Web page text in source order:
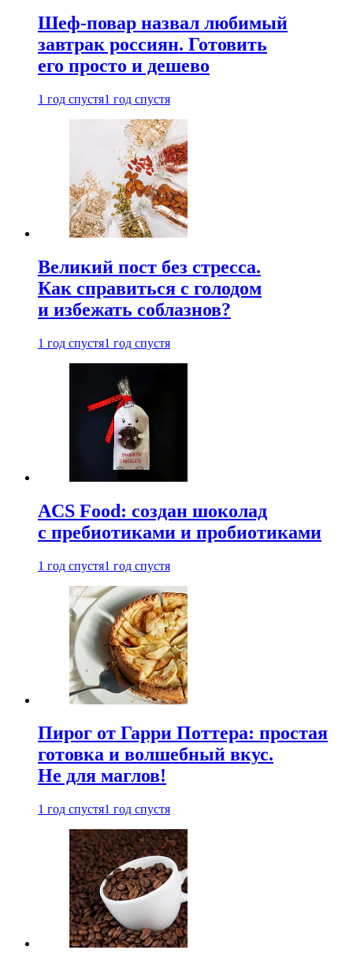
Шеф-повар назвал любимый
завтрак россиян. Готовить
его просто и дешево
1 год спустя1 год спустя
Великий пост без стресса.
Как справиться с голодом
и избежать соблазнов?
1 год спустя1 год спустя
ACS Food: создан шоколад
с пребиотиками и пробиотиками
1 год спустя1 год спустя
Пирог от Гарри Поттера: простая
готовка и волшебный вкус.
Не для маглов!
1 год спустя1 год спустя